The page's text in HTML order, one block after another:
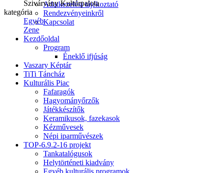
Adatkezelési tájékoztató
Rendezvényeinkről
Kapcsolat
Kezdőoldal
Program
Éneklő ifjúság
Vaszary Képtár
TiTi Táncház
Kulturális Piac
Fafaragók
Hagyományőrzők
Játékkészítők
Keramikusok, fazekasok
Kézművesek
Népi iparművészek
TOP-6.9.2-16 projekt
Tankatalógusok
Helytörténeti kiadvány
Egyéb kulturális programok
Szivárvány Kultúrpalota
kategória
Egyéb
Zene